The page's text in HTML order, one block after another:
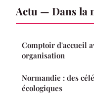
Actu — Dans la
Comptoir d'accueil
organisation
Normandie : des
écologiques